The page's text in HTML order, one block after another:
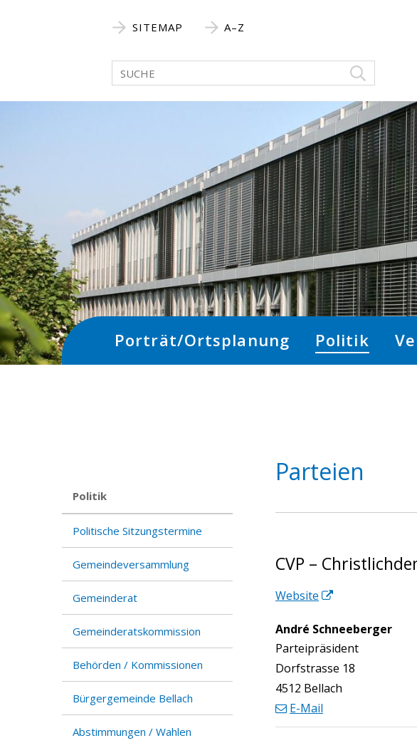
SITEMAP A–Z
Suchbegriff
Suche
Porträt/Ortsplanung Politik
Parteien
CVP –
Website
André Schneeberger
Funktion
Parteipräsident
Dorfstrasse 18
4512 Bellach
E-Mail
Subnav:
Politik
Politische Sitzungstermine
Gemeindeversammlung
Gemeinderat
Gemeinderatskommission
Behörden / Kommissionen
Bürgergemeinde Bellach
Abstimmungen / Wahlen